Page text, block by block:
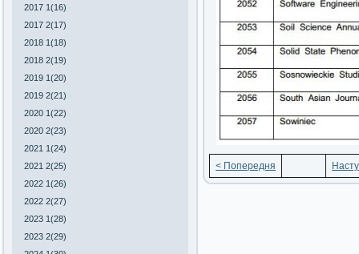
2017 1(16)
2017 2(17)
2018 1(18)
2018 2(19)
2019 1(20)
2019 2(21)
2020 1(22)
2020 2(23)
2021 1(24)
2021 2(25)
2022 1(26)
2022 2(27)
2023 1(28)
2023 2(29)
< Попередня